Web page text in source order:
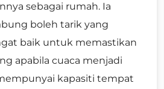
sebagai rumah. Ia
boleh tarik yang
baik untuk memastikan
apabila cuaca menjadi
kapasiti tempat